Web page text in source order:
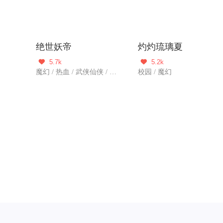
绝世妖帝

5.7k
魔幻 / 热血 / 武侠仙侠 / 玄幻 / 冒险 / 新作
灼灼琉璃夏

5.2k
校园 / 魔幻